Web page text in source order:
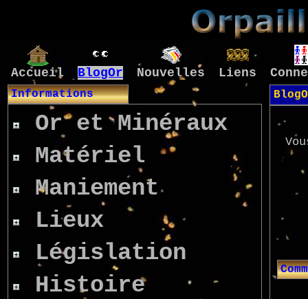
Accueil BlogOr Nouvelles Liens
Informations
Or et Minéraux
Matériel
Maniement
Lieux
Législation
Histoire